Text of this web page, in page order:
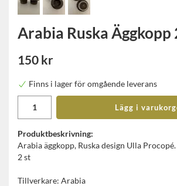
Arabia Ruska Äggkopp
150 kr
Finns i lager för omgående leverans
Lägg i
Produktbeskrivning:
Arabia äggkopp, Ruska design Ulla Procopé.
2 st
Tillverkare: Arabia